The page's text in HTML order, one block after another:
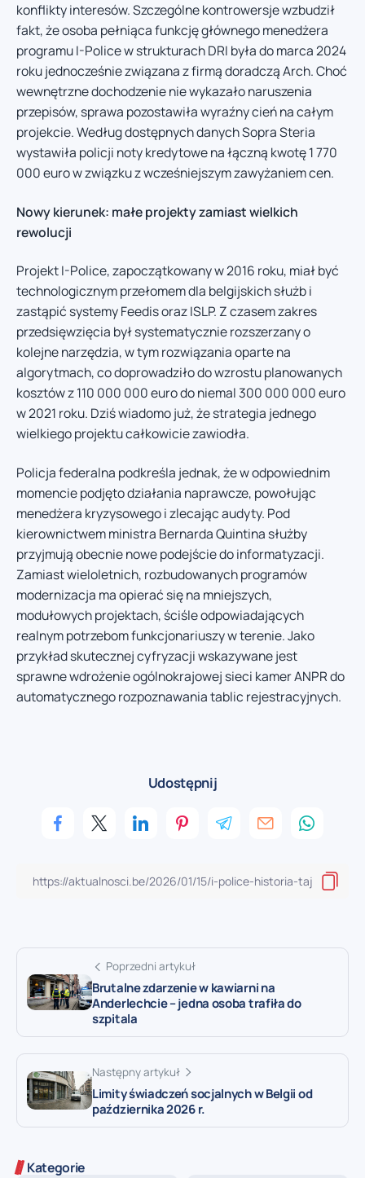
konflikty interesów. Szczególne kontrowersje wzbudził
fakt, że osoba pełniąca funkcję głównego menedżera
programu I-Police w strukturach DRI była do marca 2024
roku jednocześnie związana z firmą doradczą Arch. Choć
wewnętrzne dochodzenie nie wykazało naruszenia
przepisów, sprawa pozostawiła wyraźny cień na całym
projekcie. Według dostępnych danych Sopra Steria
wystawiła policji noty kredytowe na łączną kwotę 1 770
000 euro w związku z wcześniejszym zawyżaniem cen.
Nowy kierunek: małe projekty zamiast wielkich
rewolucji
Projekt I-Police, zapoczątkowany w 2016 roku, miał być
technologicznym przełomem dla belgijskich służb i
zastąpić systemy Feedis oraz ISLP. Z czasem zakres
przedsięwzięcia był systematycznie rozszerzany o
kolejne narzędzia, w tym rozwiązania oparte na
algorytmach, co doprowadziło do wzrostu planowanych
kosztów z 110 000 000 euro do niemal 300 000 000 euro
w 2021 roku. Dziś wiadomo już, że strategia jednego
wielkiego projektu całkowicie zawiodła.
Policja federalna podkreśla jednak, że w odpowiednim
momencie podjęto działania naprawcze, powołując
menedżera kryzysowego i zlecając audyty. Pod
kierownictwem ministra Bernarda Quintina służby
przyjmują obecnie nowe podejście do informatyzacji.
Zamiast wieloletnich, rozbudowanych programów
modernizacja ma opierać się na mniejszych,
modułowych projektach, ściśle odpowiadających
realnym potrzebom funkcjonariuszy w terenie. Jako
przykład skutecznej cyfryzacji wskazywane jest
sprawne wdrożenie ogólnokrajowej sieci kamer ANPR do
automatycznego rozpoznawania tablic rejestracyjnych.
Udostępnij
Poprzedni artykuł
Brutalne zdarzenie w kawiarni na
Anderlechcie – jedna osoba trafiła do
szpitala
Następny artykuł
Limity świadczeń socjalnych w Belgii od
października 2026 r.
Kategorie